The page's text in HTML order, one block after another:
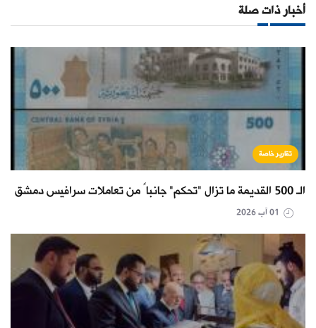
أخبار ذات صلة
تقارير خاصة
الـ 500 القديمة ما تزال "تحكم" جانباً من تعاملات سرافيس دمشق